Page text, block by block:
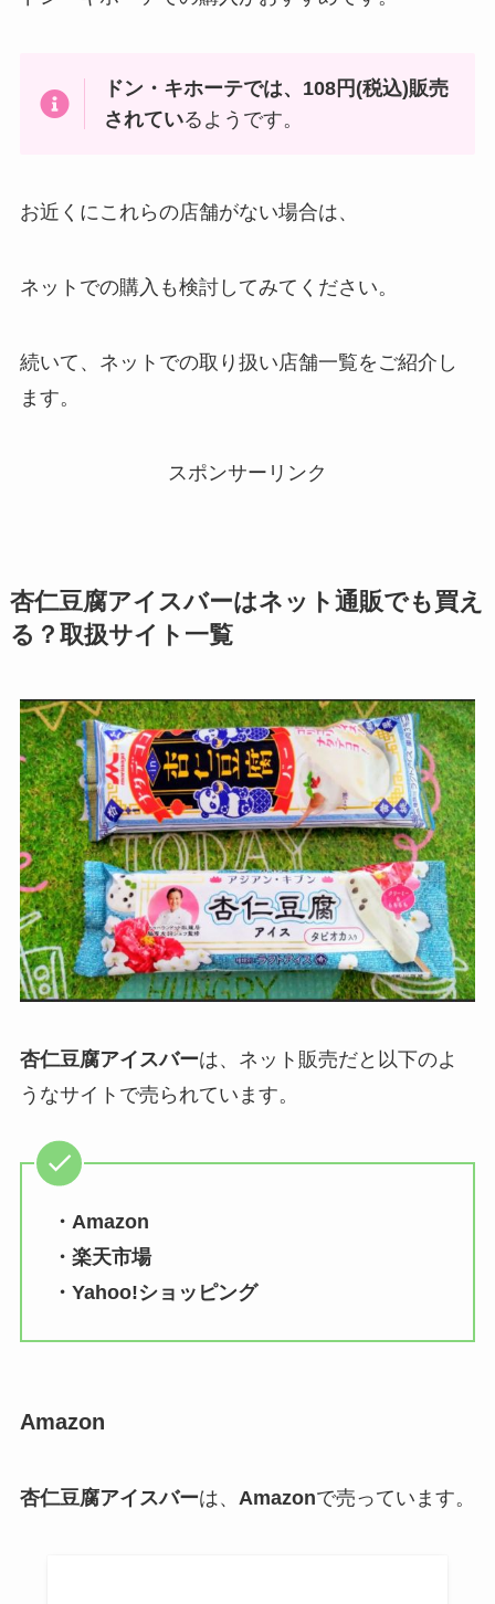
ドン・キホーテでは、108円(税込)販売
されているようです。
お近くにこれらの店舗がない場合は、
ネットでの購入も検討してみてください。
続いて、ネットでの取り扱い店舗一覧をご紹介し
ます。
スポンサーリンク
杏仁豆腐アイスバーはネット通販でも買え
る？取扱サイト一覧
杏仁豆腐アイスバーは、ネット販売だと以下のよ
うなサイトで売られています。
・Amazon
・楽天市場
・Yahoo!ショッピング
Amazon
杏仁豆腐アイスバーは、 Amazonで売っています。